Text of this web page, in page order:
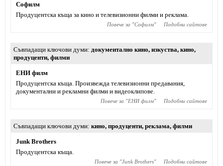
Софилм
Продуцентска къща за кино и телевизионни филми и реклама.
Повече за "Софилм" Подобни сайтове
Съвпадащи ключови думи документално кино, изкуства, кино,
продуценти, филми
ЕНИ филм
Продуцентска къща. Произвежда телевизионни предавания,
документални и рекламни филми и видеоклипове.
Повече за "ЕНИ филм" Подобни сайтове
Съвпадащи ключови думи кино, продуценти, реклама, филми
Junk Brothers
Продуцентска къща.
Повече за "Junk Brothers" Подобни сайтове